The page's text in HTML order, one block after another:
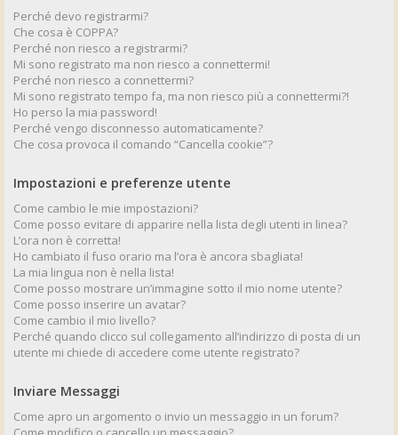
Perché devo registrarmi?
Che cosa è COPPA?
Perché non riesco a registrarmi?
Mi sono registrato ma non riesco a connettermi!
Perché non riesco a connettermi?
Mi sono registrato tempo fa, ma non riesco più a connettermi?!
Ho perso la mia password!
Perché vengo disconnesso automaticamente?
Che cosa provoca il comando “Cancella cookie”?
Impostazioni e preferenze utente
Come cambio le mie impostazioni?
Come posso evitare di apparire nella lista degli utenti in linea?
L’ora non è corretta!
Ho cambiato il fuso orario ma l’ora è ancora sbagliata!
La mia lingua non è nella lista!
Come posso mostrare un’immagine sotto il mio nome utente?
Come posso inserire un avatar?
Come cambio il mio livello?
Perché quando clicco sul collegamento all’indirizzo di posta di un
utente mi chiede di accedere come utente registrato?
Inviare Messaggi
Come apro un argomento o invio un messaggio in un forum?